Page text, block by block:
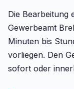
Die Bearbeitung
Gewerbeamt
Minuten bis
vorliegen. Den
sofort oder